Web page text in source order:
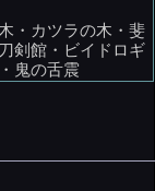
・カツラの木・斐
剣館・ビイドロギ
鬼の舌震